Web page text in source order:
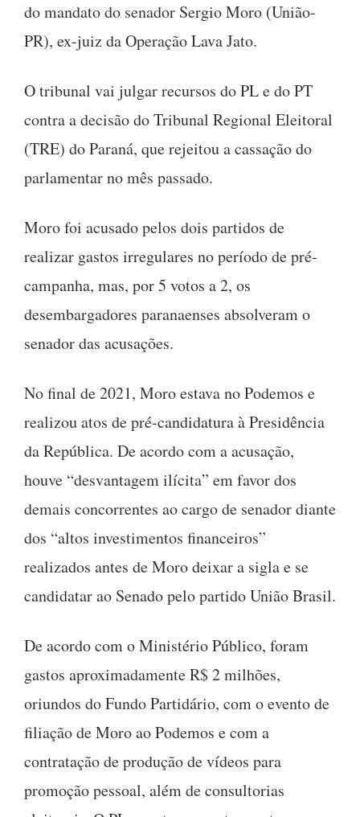
do mandato do senador Sergio Moro (União-
PR), ex-juiz da Operação Lava Jato.
O tribunal vai julgar recursos do PL e do PT
contra a decisão do Tribunal Regional Eleitoral
(TRE) do Paraná, que rejeitou a cassação do
parlamentar no mês passado.
Moro foi acusado pelos dois partidos de
realizar gastos irregulares no período de pré-
campanha, mas, por 5 votos a 2, os
desembargadores paranaenses absolveram o
senador das acusações.
No final de 2021, Moro estava no Podemos e
realizou atos de pré-candidatura à Presidência
da República. De acordo com a acusação,
houve “desvantagem ilícita” em favor dos
demais concorrentes ao cargo de senador diante
dos “altos investimentos financeiros”
realizados antes de Moro deixar a sigla e se
candidatar ao Senado pelo partido União Brasil.
De acordo com o Ministério Público, foram
gastos aproximadamente R$ 2 milhões,
oriundos do Fundo Partidário, com o evento de
filiação de Moro ao Podemos e com a
contratação de produção de vídeos para
promoção pessoal, além de consultorias